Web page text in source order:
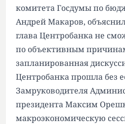
комитета Госдумы по
Андрей Макаров,
глава Центробанка не
по объективным
запланированная
Центробанка прошла без
Замруководителя
президента Максим
макроэкономическую